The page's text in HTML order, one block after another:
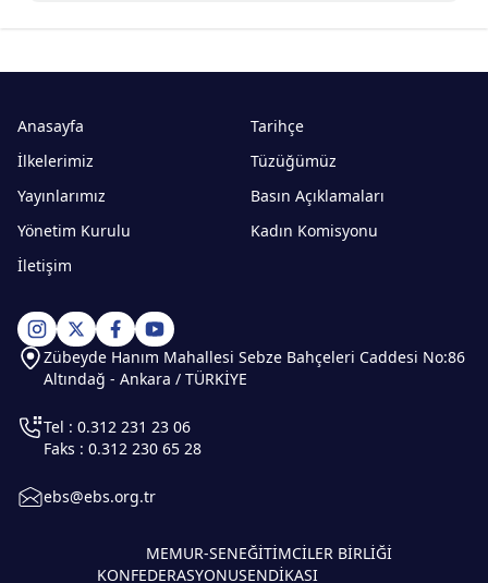
Anasayfa
Tarihçe
İlkelerimiz
Tüzüğümüz
Yayınlarımız
Basın Açıklamaları
Yönetim Kurulu
Kadın Komisyonu
İletişim
MEMUR-SEN
KONFEDERASYONU
EĞİTİMCİLER BİRLİĞİ
SENDİKASI
Zübeyde Hanım Mahallesi Sebze Bahçeleri Caddesi No:86
Altındağ - Ankara / TÜRKİYE
Tel : 0.312 231 23 06
Faks : 0.312 230 65 28
ebs@ebs.org.tr